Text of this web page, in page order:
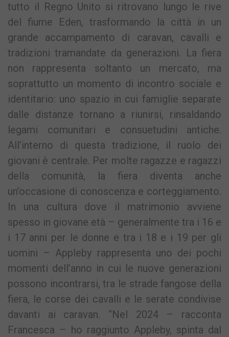
tutto il Regno Unito si ritrovano lungo le rive
del fiume Eden, trasformando la città in un
grande accampamento di caravan, cavalli e
tradizioni tramandate da generazioni. La fiera
non rappresenta soltanto un mercato, ma
soprattutto un momento di incontro sociale e
identitario: uno spazio in cui famiglie separate
dalle distanze tornano a riunirsi, rinsaldando
legami comunitari e consuetudini antiche.
All’interno di questa tradizione, il ruolo dei
giovani è centrale. Per molte ragazze e ragazzi
della comunità, la fiera diventa anche
un’occasione di conoscenza e corteggiamento.
In una cultura dove il matrimonio avviene
spesso in giovane età – generalmente tra i 16 e
i 17 anni per le donne e tra i 18 e i 19 per gli
uomini – Appleby rappresenta uno dei pochi
momenti dell’anno in cui le nuove generazioni
possono incontrarsi, tra le strade fangose della
fiera, le corse dei cavalli e le serate condivise
davanti ai caravan. “Nel 2024 – racconta
Francesca – ho raggiunto Appleby, spinta dal